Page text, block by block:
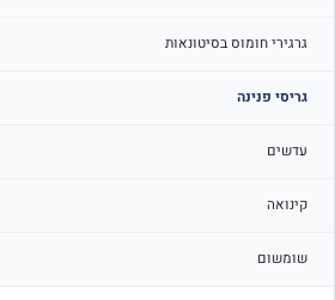
גרגירי חומוס בסיטונאות
גריסי פנינה
עדשים
קינואה
שומשום